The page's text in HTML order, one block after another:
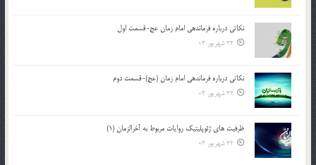
نکاتى درباره فرماندهى امام زمان عج-قسمت اول
22 شهریور 03
نکاتى درباره فرماندهى امام زمان (عج)-قسمت دوم
22 شهریور 03
ظرفیت های ژئوپلیتیک روایات مربوط به آخرالزمان (1)
22 شهریور 03